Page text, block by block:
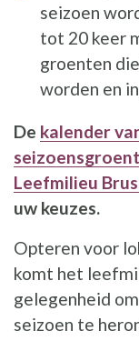
seizoen
tot 20 keer
groenten
worden en
De kalender
Leefmilieu
uw keuzes.
Opteren voor
komt het
gelegenheid
seizoen te